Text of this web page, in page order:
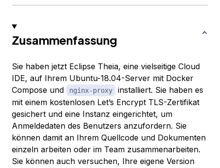
Zusammenfassung
Sie haben jetzt Eclipse Theia, eine vielseitige Cloud
IDE, auf Ihrem Ubuntu-18.04-Server mit Docker
Compose und
nginx-proxy
installiert. Sie haben es
mit einem kostenlosen Let’s Encrypt TLS-Zertifikat
gesichert und eine Instanz eingerichtet, um
Anmeldedaten des Benutzers anzufordern. Sie
können damit an Ihrem Quellcode und Dokumenten
einzeln arbeiten oder im Team zusammenarbeiten.
Sie können auch versuchen, Ihre eigene Version